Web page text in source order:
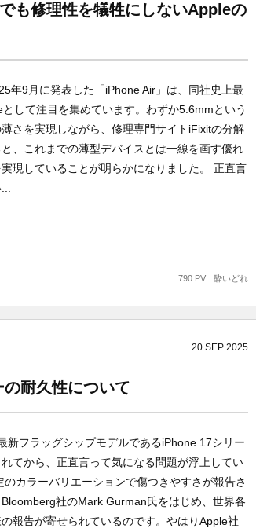
も修理性を犠牲にしないAppleの
年9月に発表した「iPhone Air」は、同社史上最
して注目を集めています。わずか5.6mmという
さを実現しながら、修理専門サイトiFixitの分解
、これまでの薄型デバイスとは一線を画す優れ
現していることが明らかになりました。 正直言
酔いどれ
790 PV
20 SEP 2025
耐久性について
新フラッグシップモデルであるiPhone 17シリー
てから、正直言って気になる問題が浮上してい
のカラーバリエーションで傷つきやすさが報告さ
社のMark Gurman氏をはじめ、世界各
報告が寄せられているのです。やはりApple社